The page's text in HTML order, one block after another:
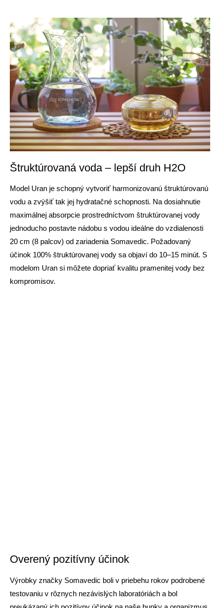
Štruktúrovaná voda – lepší druh H2O
Model Uran je schopný vytvoriť harmonizovanú štruktúrovanú
vodu a zvýšiť tak jej hydratačné schopnosti. Na dosiahnutie
maximálnej absorpcie prostredníctvom štruktúrovanej vody
jednoducho postavte nádobu s vodou ideálne do vzdialenosti
20 cm (8 palcov) od zariadenia Somavedic. Požadovaný
účinok 100% štruktúrovanej vody sa objaví do 10–15 minút. S
modelom Uran si môžete dopriať kvalitu pramenitej vody bez
kompromisov.
Overený pozitívny účinok
Výrobky značky Somavedic boli v priebehu rokov podrobené
testovaniu v rôznych nezávislých laboratóriách a bol